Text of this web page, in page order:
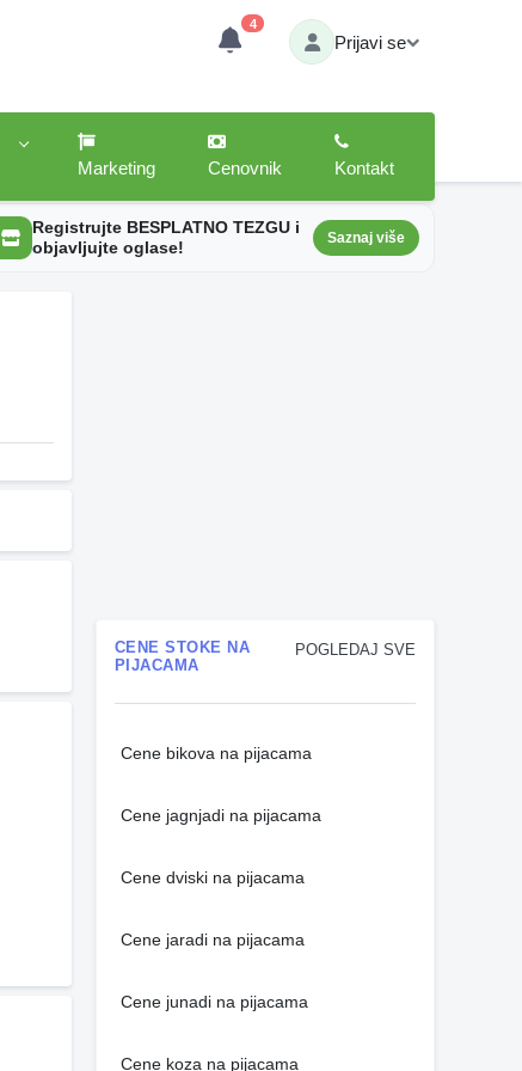
4
Prijavi se
Marketing
Cenovnik Kontakt
Registrujte BESPLATNO TEZGU i
objavljujte oglase!
Saznaj više
POGLEDAJ SVE
CENE STOKE NA
PIJACAMA
Cene bikova na pijacama
Cene jagnjadi na pijacama
Cene dviski na pijacama
Cene jaradi na pijacama
Cene junadi na pijacama
Cene koza na pijacama